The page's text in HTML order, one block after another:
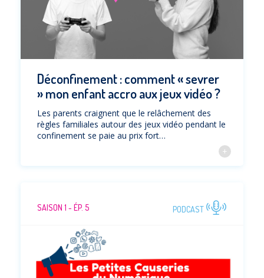
Déconfinement : comment « sevrer
» mon enfant accro aux jeux vidéo ?
Les parents craignent que le relâchement des
règles familiales autour des jeux vidéo pendant le
confinement se paie au prix fort…
SAISON 1 - ÉP. 5 PODCAST